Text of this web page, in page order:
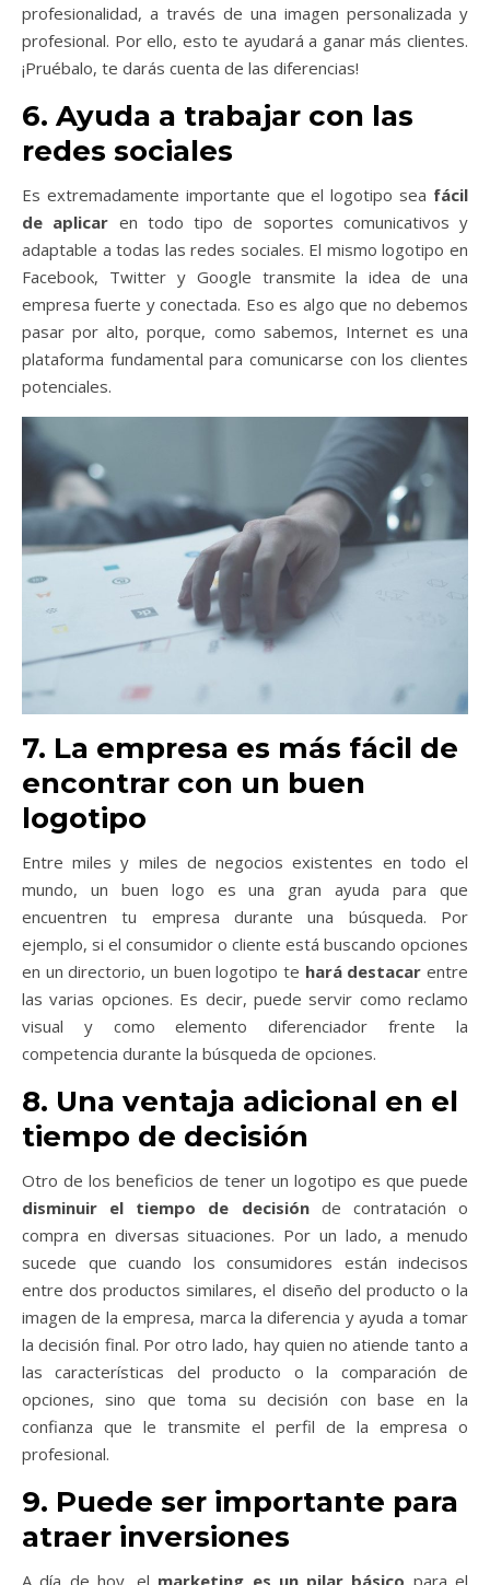
profesionalidad, a través de una imagen personalizada y
profesional. Por ello, esto te ayudará a ganar más clientes.
¡Pruébalo, te darás cuenta de las diferencias!
6. Ayuda a trabajar con las
redes sociales
Es extremadamente importante que el logotipo sea fácil
de aplicar en todo tipo de soportes comunicativos y
adaptable a todas las redes sociales. El mismo logotipo en
Facebook, Twitter y Google transmite la idea de una
empresa fuerte y conectada. Eso es algo que no debemos
pasar por alto, porque, como sabemos, Internet es una
plataforma fundamental para comunicarse con los clientes
potenciales.
7. La empresa es más fácil de
encontrar con un buen
logotipo
Entre miles y miles de negocios existentes en todo el
mundo, un buen logo es una gran ayuda para que
encuentren tu empresa durante una búsqueda. Por
ejemplo, si el consumidor o cliente está buscando opciones
en un directorio, un buen logotipo te hará destacar entre
las varias opciones. Es decir, puede servir como reclamo
visual y como elemento diferenciador frente la
competencia durante la búsqueda de opciones.
8. Una ventaja adicional en el
tiempo de decisión
Otro de los beneficios de tener un logotipo es que puede
disminuir el tiempo de decisiónde contratación o
compra en diversas situaciones. Por un lado, a menudo
sucede que cuando los consumidores están indecisos
entre dos productos similares, el diseño del producto o la
imagen de la empresa, marca la diferencia y ayuda a tomar
la decisión final. Por otro lado, hay quien no atiende tanto a
las características del producto o la comparación de
opciones, sino que toma su decisión con base en la
confianza que le transmite el perfil de la empresa o
profesional.
9. Puede ser importante para
atraer inversiones
A día de hoy, el marketing es un pilar básico para el